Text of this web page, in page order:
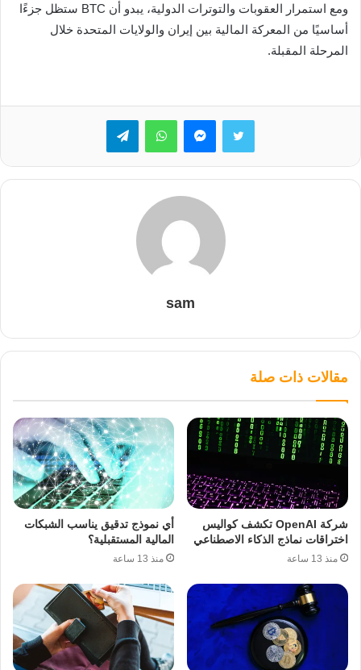
ومع استمرار العقوبات والتوترات الدولية، يبدو أن BTC ستظل جزءًا
أساسيًا من المعركة المالية بين إيران والولايات المتحدة خلال
المرحلة المقبلة.
تويتر ماسنجرواتساب تيلقرام
sam
مقالات ذات صلة
شركة OpenAI تكشف كواليس
اختراقات نماذج الذكاء الاصطناعي
منذ 13 ساعة
أي نموذج تدقيق يناسب الشبكات
المالية المستقبلية؟
منذ 13 ساعة